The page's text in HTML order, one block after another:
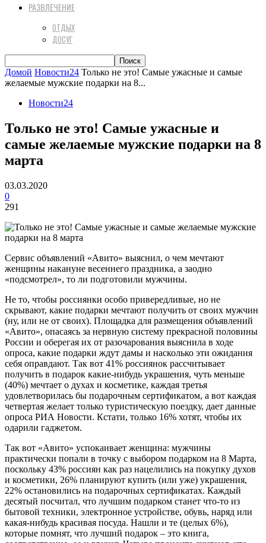
РАЗВЛЕЧЕНИЕ
ОТДЫХ
ДОСУГ
Домой Новости24 Только не это! Самые ужасные и самые
желаемые мужские подарки на 8...
Новости24
Только не это! Самые ужасные и
самые желаемые мужские подарки на 8
марта
03.03.2020
0
291
Сервис объявлений «Авито» выяснил, о чем мечтают
женщины накануне весеннего праздника, а заодно
«подсмотрел», то ли подготовили мужчины.
Не то, чтобы россиянки особо привередливые, но не
скрывают, какие подарки мечтают получить от своих мужчин
(ну, или не от своих). Площадка для размещения объявлений
«Авито», опасаясь за нервную систему прекрасной половины
России и оберегая их от разочарования выяснила в ходе
опроса, какие подарки ждут дамы и насколько эти ожидания
себя оправдают. Так вот 41% россиянок рассчитывает
получить в подарок какие-нибудь украшения, чуть меньше
(40%) мечтает о духах и косметике, каждая третья
удовлетворилась бы подарочным сертификатом, а вот каждая
четвертая желает только туристическую поездку, дает данные
опроса РИА Новости. Кстати, только 16% хотят, чтобы их
одарили гаджетом.
Так вот «Авито» успокаивает женщина: мужчины
практически попали в точку с выбором подарком на 8 Марта,
поскольку 43% россиян как раз нацелились на покупку духов
и косметики, 26% планируют купить (или уже) украшения,
22% остановились на подарочных сертификатах. Каждый
десятый посчитал, что лучшим подарком станет что-то из
бытовой техники, электронное устройстве, обувь, наряд или
какая-нибудь красивая посуда. Нашли и те (целых 6%),
которые помнят, что лучший подарок – это книга,